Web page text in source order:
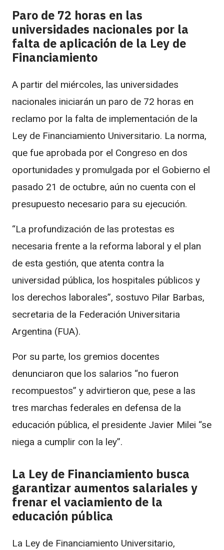
Paro de 72 horas en las
universidades nacionales por la
falta de aplicación de la Ley de
Financiamiento
A partir del miércoles, las universidades
nacionales iniciarán un paro de 72 horas en
reclamo por la falta de implementación de la
Ley de Financiamiento Universitario. La norma,
que fue aprobada por el Congreso en dos
oportunidades y promulgada por el Gobierno el
pasado 21 de octubre, aún no cuenta con el
presupuesto necesario para su ejecución.
“La profundización de las protestas es
necesaria frente a la reforma laboral y el plan
de esta gestión, que atenta contra la
universidad pública, los hospitales públicos y
los derechos laborales”, sostuvo Pilar Barbas,
secretaria de la Federación Universitaria
Argentina (FUA).
Por su parte, los gremios docentes
denunciaron que los salarios “no fueron
recompuestos” y advirtieron que, pese a las
tres marchas federales en defensa de la
educación pública, el presidente Javier Milei “se
niega a cumplir con la ley”.
La Ley de Financiamiento busca
garantizar aumentos salariales y
frenar el vaciamiento de la
educación pública
La Ley de Financiamiento Universitario,